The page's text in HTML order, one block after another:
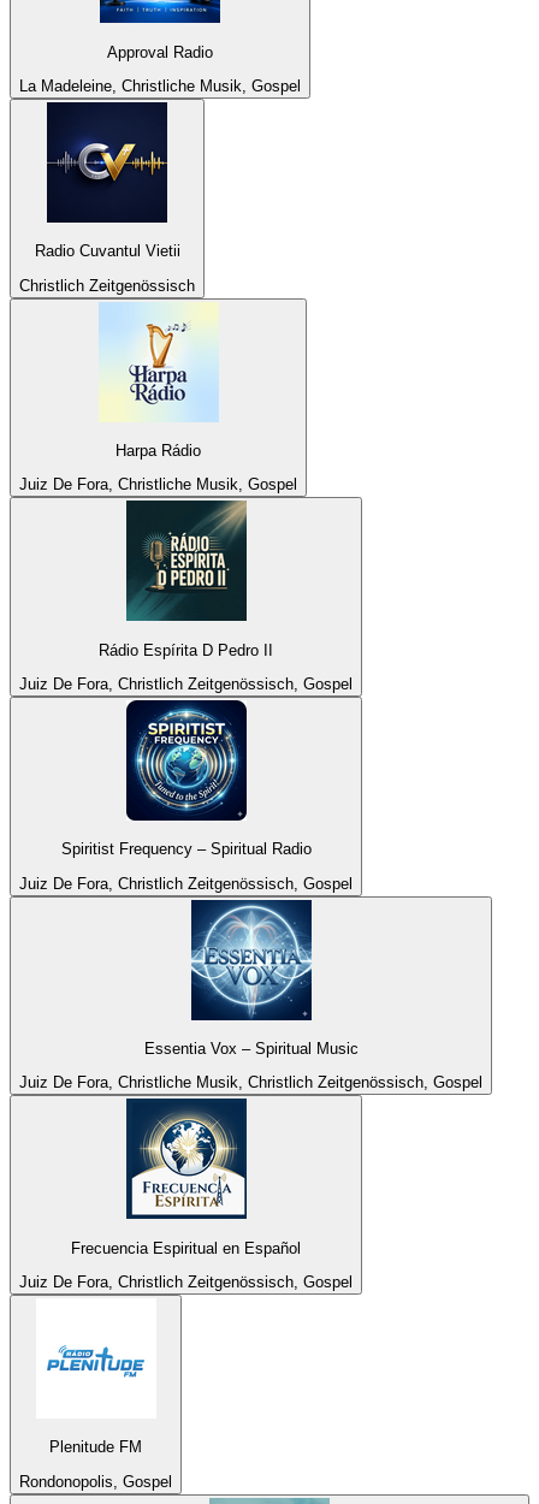
Approval Radio
La Madeleine, Christliche Musik, Gospel
Radio Cuvantul Vietii
Christlich Zeitgenössisch
Harpa Rádio
Juiz De Fora, Christliche Musik, Gospel
Rádio Espírita D Pedro II
Juiz De Fora, Christlich Zeitgenössisch, Gospel
Spiritist Frequency – Spiritual Radio
Juiz De Fora, Christlich Zeitgenössisch, Gospel
Essentia Vox – Spiritual Music
Juiz De Fora, Christliche Musik, Christlich Zeitgenössisch, Gospel
Frecuencia Espiritual en Español
Juiz De Fora, Christlich Zeitgenössisch, Gospel
Plenitude FM
Rondonopolis, Gospel